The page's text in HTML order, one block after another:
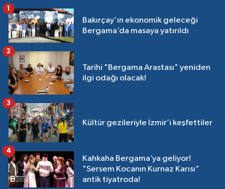
Bakırçay'ın ekonomik geleceği
Bergama’da masaya yatırıldı
1
Tarihi "Bergama Arastası" yeniden
ilgi odağı olacak!
2
Kültür gezileriyle İzmir’i keşfettiler
3
Kahkaha Bergama’ya geliyor!
"Sersem Kocanın Kurnaz Karısı"
antik tiyatroda!
4